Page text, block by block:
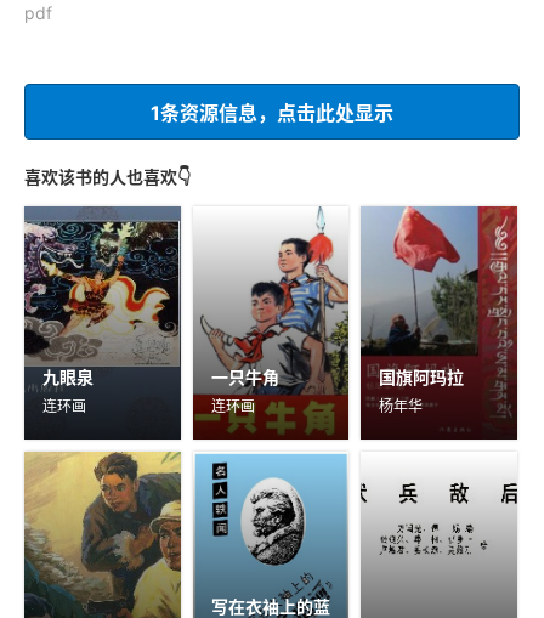
pdf
1条资源信息，点击此处显示
喜欢该书的人也喜欢👇
九眼泉
连环画
一只牛角
连环画
国旗阿玛拉
杨年华
写在衣袖上的蓝